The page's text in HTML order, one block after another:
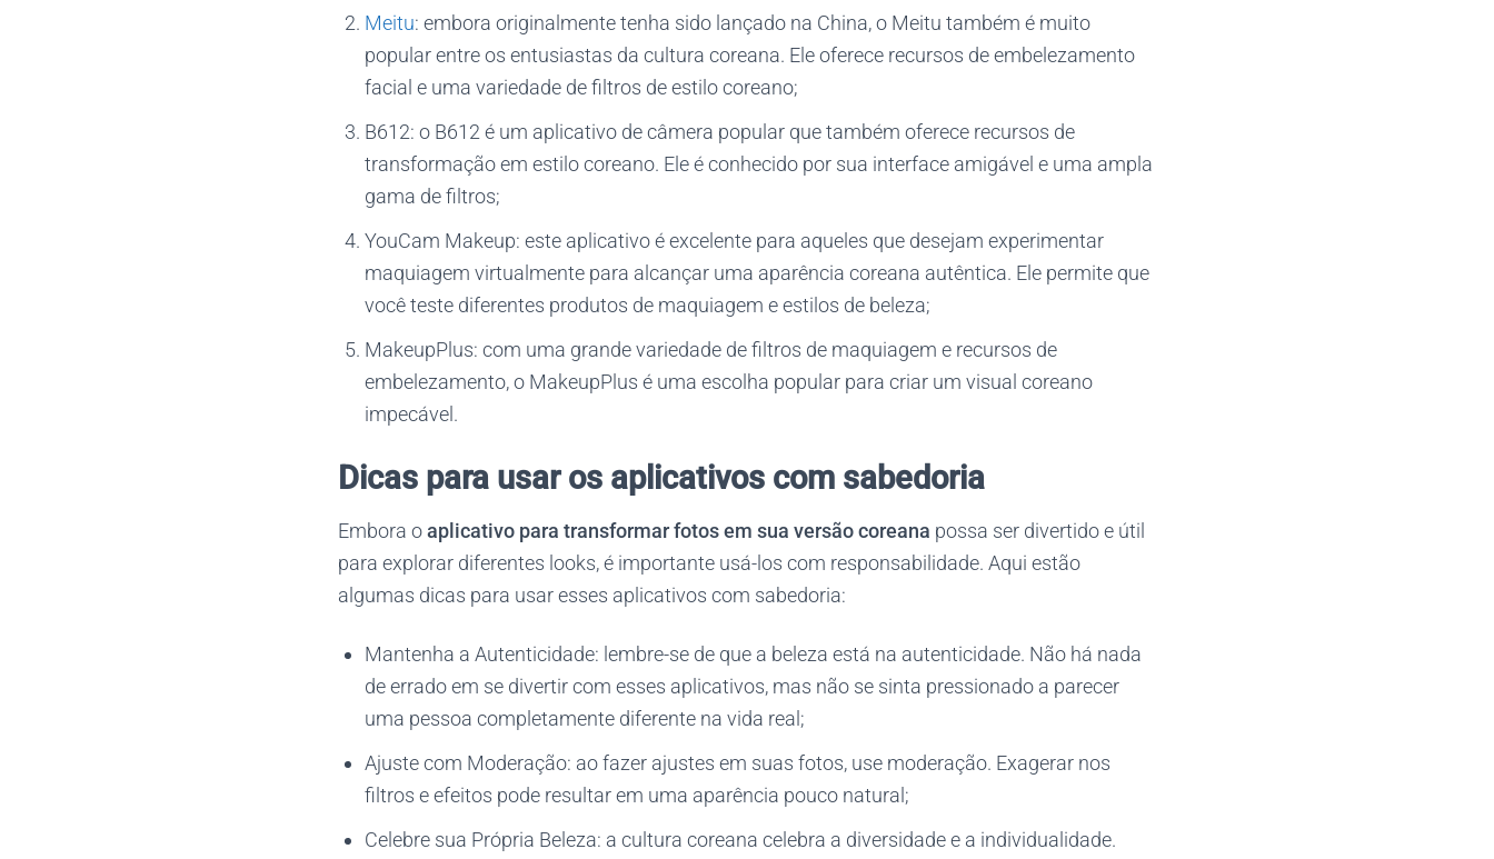
Meitu: embora originalmente tenha sido lançado na China, o Meitu também é muito
popular entre os entusiastas da cultura coreana. Ele oferece recursos de embelezamento
facial e uma variedade de filtros de estilo coreano;
B612: o B612 é um aplicativo de câmera popular que também oferece recursos de
transformação em estilo coreano. Ele é conhecido por sua interface amigável e uma ampla
gama de filtros;
YouCam Makeup: este aplicativo é excelente para aqueles que desejam experimentar
maquiagem virtualmente para alcançar uma aparência coreana autêntica. Ele permite que
você teste diferentes produtos de maquiagem e estilos de beleza;
MakeupPlus: com uma grande variedade de filtros de maquiagem e recursos de
embelezamento, o MakeupPlus é uma escolha popular para criar um visual coreano
impecável.
Dicas para usar os aplicativos com sabedoria
Embora oaplicativo para transformar fotos em sua versão coreana possa ser divertido e útil
para explorar diferentes looks, é importante usá-los com responsabilidade. Aqui estão
algumas dicas para usar esses aplicativos com sabedoria:
Mantenha a Autenticidade: lembre-se de que a beleza está na autenticidade. Não há nada
de errado em se divertir com esses aplicativos, mas não se sinta pressionado a parecer
uma pessoa completamente diferente na vida real;
Ajuste com Moderação: ao fazer ajustes em suas fotos, use moderação. Exagerar nos
filtros e efeitos pode resultar em uma aparência pouco natural;
Celebre sua Própria Beleza: a cultura coreana celebra a diversidade e a individualidade.